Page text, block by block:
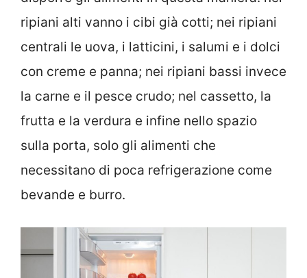
ripiani alti vanno i cibi già cotti; nei ripiani
centrali le uova, i latticini, i salumi e i dolci
con creme e panna; nei ripiani bassi invece
la carne e il pesce crudo; nel cassetto, la
frutta e la verdura e infine nello spazio
sulla porta, solo gli alimenti che
necessitano di poca refrigerazione come
bevande e burro.